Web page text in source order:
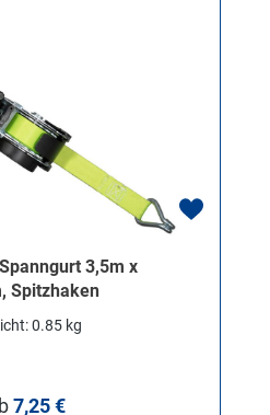
3,5m x
Spitzhaken
0.85 kg
Preis:
7,25 €